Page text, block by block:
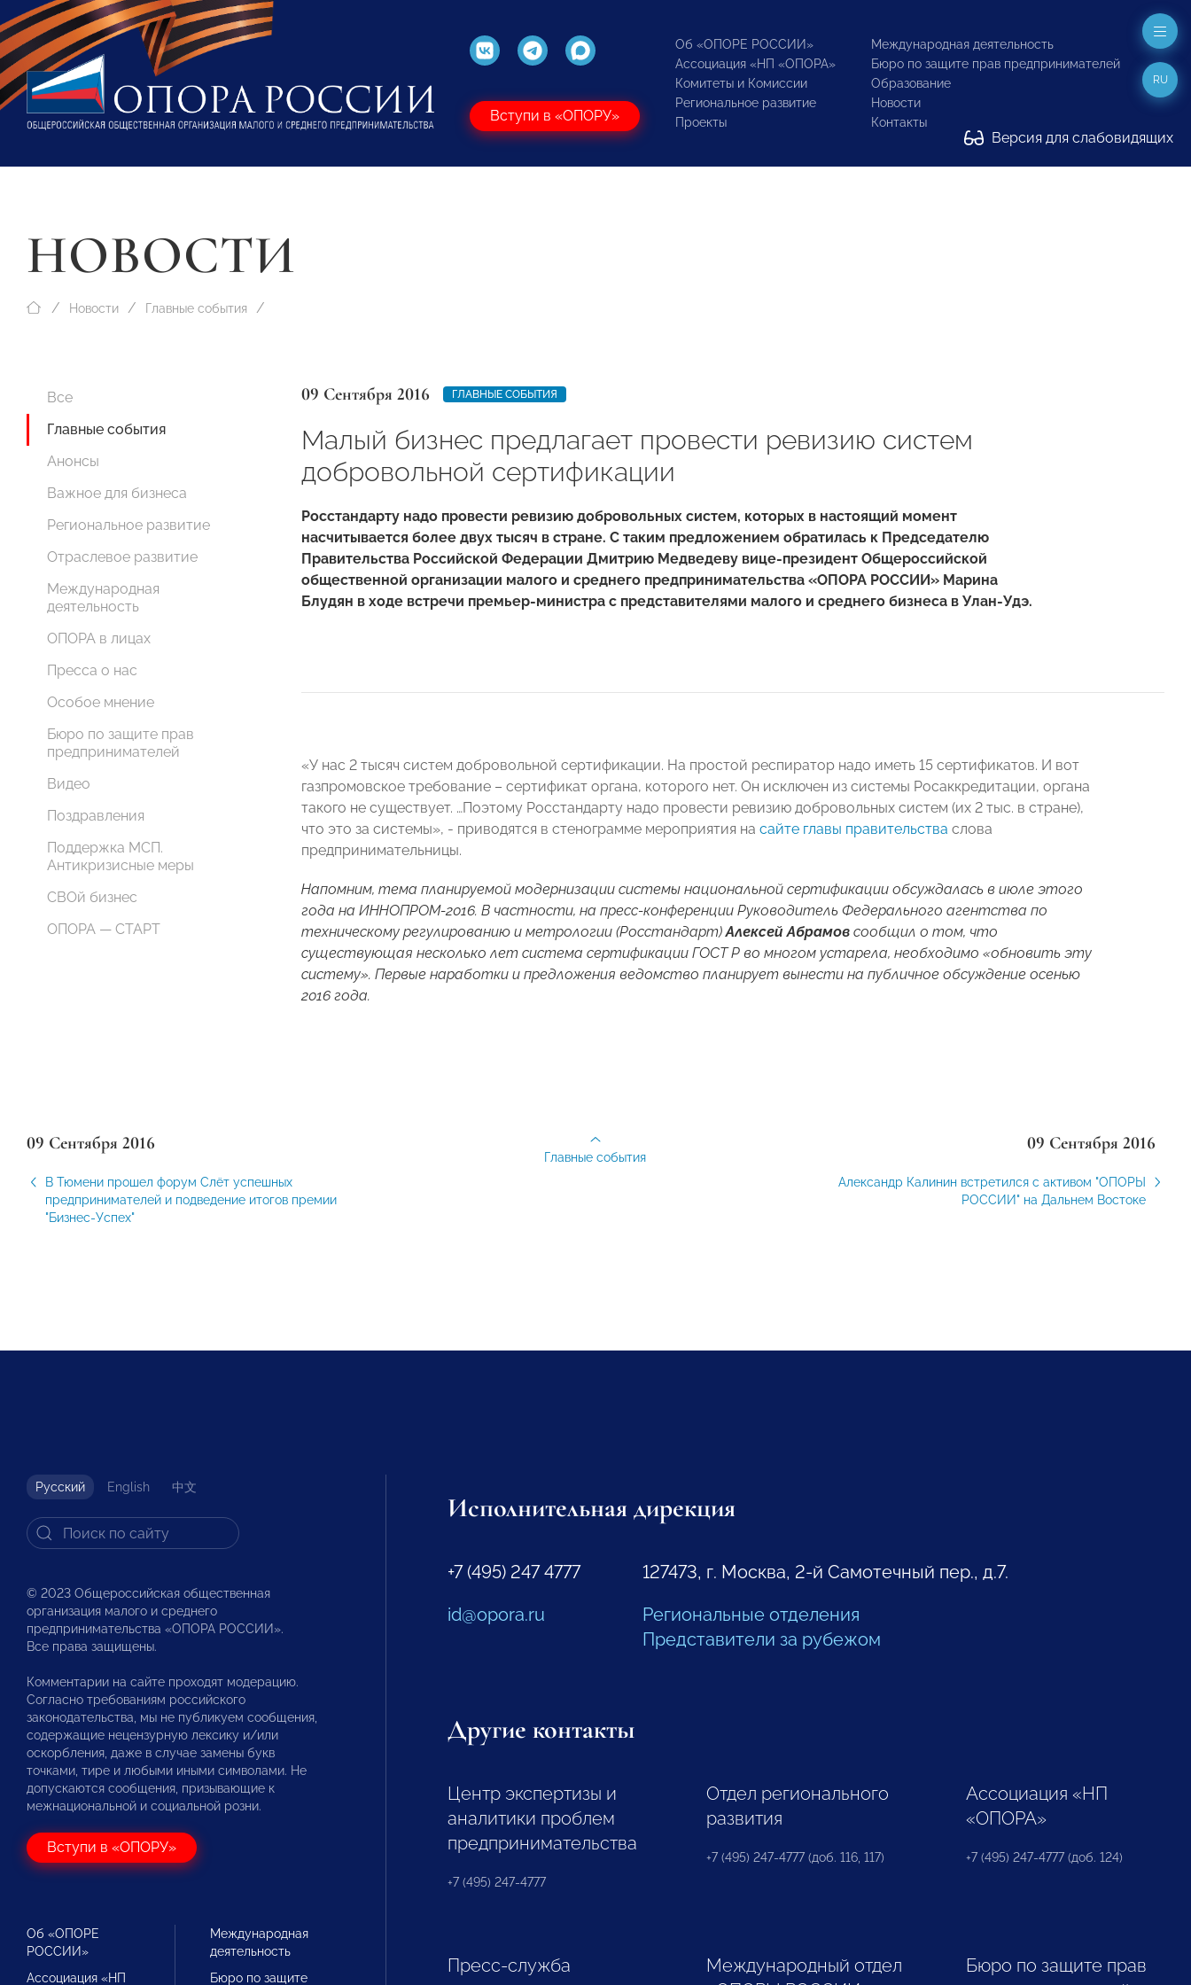
Вступи в «ОПОРУ»
Об «ОПОРЕ РОССИИ»
Ассоциация «НП «ОПОРА»
Комитеты и Комиссии
Региональное развитие
Проекты
Международная деятельность
Бюро по защите прав предпринимателей
Образование
Новости
Контакты
Версия для слабовидящих
RU
НОВОСТИ
Новости Главные события
Все
Главные события
Анонсы
Важное для бизнеса
Региональное развитие
Отраслевое развитие
Международная
деятельность
ОПОРА в лицах
Пресса о нас
Особое мнение
Бюро по защите прав
предпринимателей
Видео
Поздравления
Поддержка МСП.
Антикризисные меры
СВОй бизнес
ОПОРА — СТАРТ
09 Сентября 2016 ГЛАВНЫЕ СОБЫТИЯ
Малый бизнес предлагает провести ревизию систем
добровольной сертификации
Росстандарту надо провести ревизию добровольных систем, которых в настоящий момент
насчитывается более двух тысяч в стране. С таким предложением обратилась к Председателю
Правительства Российской Федерации Дмитрию Медведеву вице-президент Общероссийской
общественной организации малого и среднего предпринимательства «ОПОРА РОССИИ» Марина
Блудян в ходе встречи премьер-министра с представителями малого и среднего бизнеса в Улан-Удэ.
«У нас 2 тысяч систем добровольной сертификации. На простой респиратор надо иметь 15 сертификатов. И вот
газпромовское требование – сертификат органа, которого нет. Он исключен из системы Росаккредитации, органа
такого не существует. …Поэтому Росстандарту надо провести ревизию добровольных систем (их 2 тыс. в стране),
что это за системы», - приводятся в стенограмме мероприятия на сайте главы правительства слова
предпринимательницы.
Напомним, тема планируемой модернизации системы национальной сертификации обсуждалась в июле этого
года на ИННОПРОМ-2016. В частности, на пресс-конференции Руководитель Федерального агентства по
техническому регулированию и метрологии (Росстандарт)Алексей Абрамов сообщил о том, что
существующая несколько лет система сертификации ГОСТ Р во многом устарела, необходимо «обновить эту
систему». Первые наработки и предложения ведомство планирует вынести на публичное обсуждение осенью
2016 года.
09 Сентября 2016
В Тюмени прошел форум Слёт успешных
предпринимателей и подведение итогов премии
"Бизнес-Успех"
09 Сентября 2016
Александр Калинин встретился с активом "ОПОРЫ
РОССИИ" на Дальнем Востоке
Главные события
Русский English 中文
© 2023 Общероссийская общественная
организация малого и среднего
предпринимательства «ОПОРА РОССИИ».
Все права защищены.
Комментарии на сайте проходят модерацию.
Согласно требованиям российского
законодательства, мы не публикуем сообщения,
содержащие нецензурную лексику и/или
оскорбления, даже в случае замены букв
точками, тире и любыми иными символами. Не
допускаются сообщения, призывающие к
межнациональной и социальной розни.
Вступи в «ОПОРУ»
Об «ОПОРЕ
РОССИИ»
Ассоциация «НП
Международная
деятельность
Бюро по защите
Исполнительная дирекция
+7 (495) 247 4777
id@opora.ru
127473, г. Москва, 2-й Самотечный пер., д.7.
Региональные отделения
Представители за рубежом
Другие контакты
Центр экспертизы и
аналитики проблем
предпринимательства
+7 (495) 247-4777
Отдел регионального
развития
+7 (495) 247-4777 (доб. 116, 117)
Ассоциация «НП
«ОПОРА»
+7 (495) 247-4777 (доб. 124)
Пресс-служба
Международный отдел
Бюро по защите прав